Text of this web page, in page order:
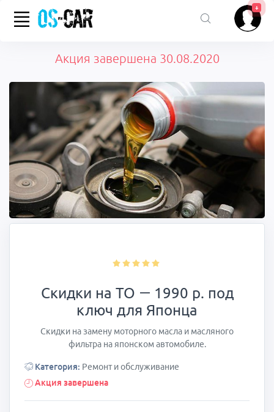
+
Акция завершена 30.08.2020
Скидки на ТО — 1990 р. под
ключ для Японца
Скидки на замену моторного масла и масляного
фильтра на японском автомобиле.
Категория: Ремонт и обслуживание
Акция завершена